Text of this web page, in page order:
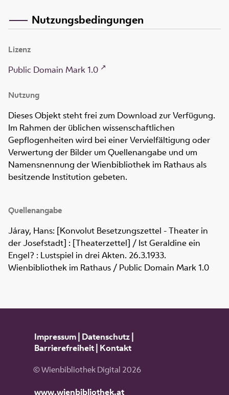
Nutzungsbedingungen
Lizenz
Public Domain Mark 1.0
Nutzung
Dieses Objekt steht frei zum Download zur Verfügung.
Im Rahmen der üblichen wissenschaftlichen
Gepflogenheiten wird bei einer Vervielfältigung oder
Verwertung der Bilder um Quellenangabe und um
Namensnennung der Wienbibliothek im Rathaus als
besitzende Institution gebeten.
Quellenangabe
Járay, Hans: [Konvolut Besetzungszettel - Theater in
der Josefstadt] : [Theaterzettel] / Ist Geraldine ein
Engel? : Lustspiel in drei Akten. 26.3.1933.
Wienbibliothek im Rathaus / Public Domain Mark 1.0
Impressum| Datenschutz|
Barrierefreiheit| Kontakt
© Wienbibliothek Digital 2026
www.wienbibliothek.at